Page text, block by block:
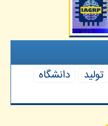
تولید
دانشگاه